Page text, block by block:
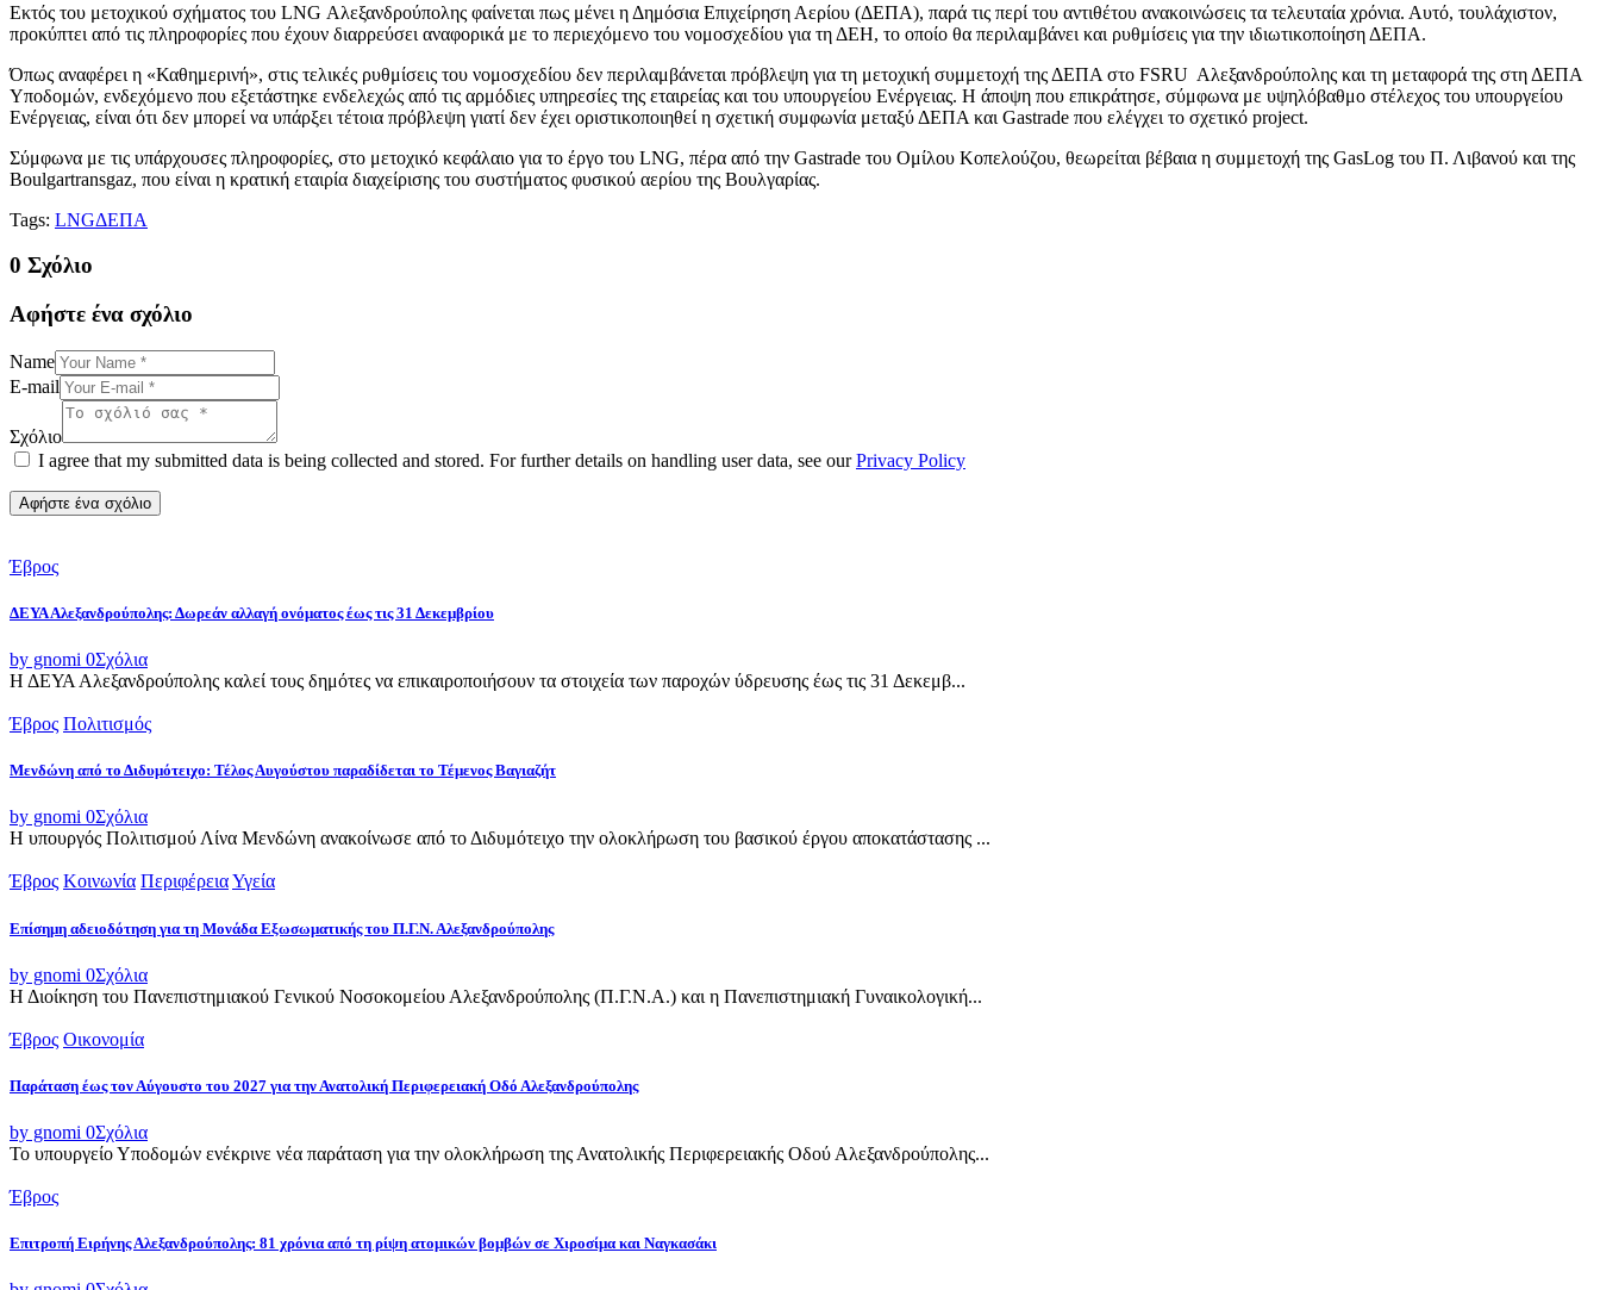
Εκτός του μετοχικού σχήματος του LNG Αλεξανδρούπολης φαίνεται πως μένει η Δημόσια Επιχείρηση Αερίου (ΔΕΠΑ), παρά τις περί του αντιθέτου ανακοινώσεις τα τελευταία χρόνια. Αυτό, τουλάχιστον,
προκύπτει από τις πληροφορίες που έχουν διαρρεύσει αναφορικά με το περιεχόμενο του νομοσχεδίου για τη ΔΕΗ, το οποίο θα περιλαμβάνει και ρυθμίσεις για την ιδιωτικοποίηση ΔΕΠΑ.
Όπως αναφέρει η «Καθημερινή», στις τελικές ρυθμίσεις του νομοσχεδίου δεν περιλαμβάνεται πρόβλεψη για τη μετοχική συμμετοχή της ΔΕΠΑ στο FSRU Aλεξανδρούπολης και τη μεταφορά της στη ΔΕΠΑ
Υποδομών, ενδεχόμενο που εξετάστηκε ενδελεχώς από τις αρμόδιες υπηρεσίες της εταιρείας και του υπουργείου Ενέργειας. Η άποψη που επικράτησε, σύμφωνα με υψηλόβαθμο στέλεχος του υπουργείου
Ενέργειας, είναι ότι δεν μπορεί να υπάρξει τέτοια πρόβλεψη γιατί δεν έχει οριστικοποιηθεί η σχετική συμφωνία μεταξύ ΔΕΠΑ και Gastrade που ελέγχει το σχετικό project.
Σύμφωνα με τις υπάρχουσες πληροφορίες, στο μετοχικό κεφάλαιο για το έργο του LNG, πέρα από την Gastrade του Oμίλου Kοπελούζου, θεωρείται βέβαια η συμμετοχή της GasLog του Π. Λιβανού και της
Boulgartransgaz, που είναι η κρατική εταιρία διαχείρισης του συστήματος φυσικού αερίου της Bουλγαρίας.
Tags: LNGΔΕΠΑ
0 Σχόλιο
Αφήστε ένα σχόλιο
Name
E-mail
Σχόλιο
I agree that my submitted data is being collected and stored. For further details on handling user data, see ourPrivacy Policy
Έβρος
ΔΕΥΑ Αλεξανδρούπολης: Δωρεάν αλλαγή ονόματος έως τις 31 Δεκεμβρίου
by gnomi 0Σχόλια
Η ΔΕΥΑ Αλεξανδρούπολης καλεί τους δημότες να επικαιροποιήσουν τα στοιχεία των παροχών ύδρευσης έως τις 31 Δεκεμβ...
Έβρος Πολιτισμός
Μενδώνη από το Διδυμότειχο: Τέλος Αυγούστου παραδίδεται το Τέμενος Βαγιαζήτ
by gnomi 0Σχόλια
Η υπουργός Πολιτισμού Λίνα Μενδώνη ανακοίνωσε από το Διδυμότειχο την ολοκλήρωση του βασικού έργου αποκατάστασης ...
Έβρος Κοινωνία ΠεριφέρειαΥγεία
Επίσημη αδειοδότηση για τη Μονάδα Εξωσωματικής του Π.Γ.Ν. Αλεξανδρούπολης
by gnomi 0Σχόλια
Η Διοίκηση του Πανεπιστημιακού Γενικού Νοσοκομείου Αλεξανδρούπολης (Π.Γ.Ν.Α.) και η Πανεπιστημιακή Γυναικολογική...
Έβρος Οικονομία
Παράταση έως τον Αύγουστο του 2027 για την Ανατολική Περιφερειακή Οδό Αλεξανδρούπολης
by gnomi 0Σχόλια
Το υπουργείο Υποδομών ενέκρινε νέα παράταση για την ολοκλήρωση της Ανατολικής Περιφερειακής Οδού Αλεξανδρούπολης...
Έβρος
Επιτροπή Ειρήνης Αλεξανδρούπολης: 81 χρόνια από τη ρίψη ατομικών βομβών σε Χιροσίμα και Ναγκασάκι